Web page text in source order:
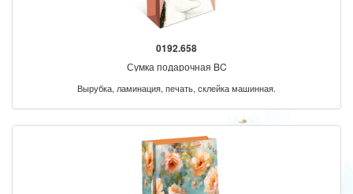
0192.658
Сумка подарочная BC
Вырубка, ламинация, печать, склейка машинная.